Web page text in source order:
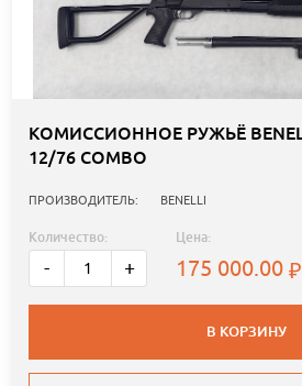
КОМИССИОННОЕ РУЖЬЁ
12/76 COMBO
ПРОИЗВОДИТЕЛЬ: BENELLI
Количество:
- +
Цена:
175 000.00
В КОРЗИНУ